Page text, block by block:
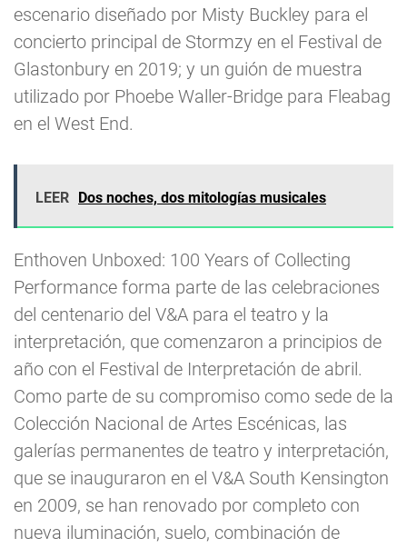
escenario diseñado por Misty Buckley para el
concierto principal de Stormzy en el Festival de
Glastonbury en 2019; y un guión de muestra
utilizado por Phoebe Waller-Bridge para Fleabag
en el West End.
LEER Dos noches, dos mitologías musicales
Enthoven Unboxed: 100 Years of Collecting
Performance forma parte de las celebraciones
del centenario del V&A para el teatro y la
interpretación, que comenzaron a principios de
año con el Festival de Interpretación de abril.
Como parte de su compromiso como sede de la
Colección Nacional de Artes Escénicas, las
galerías permanentes de teatro y interpretación,
que se inauguraron en el V&A South Kensington
en 2009, se han renovado por completo con
nueva iluminación, suelo, combinación de